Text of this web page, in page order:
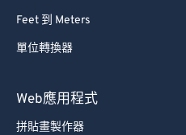
Feet 到 Meters
單位轉換器
Web應用程式
拼貼畫製作器